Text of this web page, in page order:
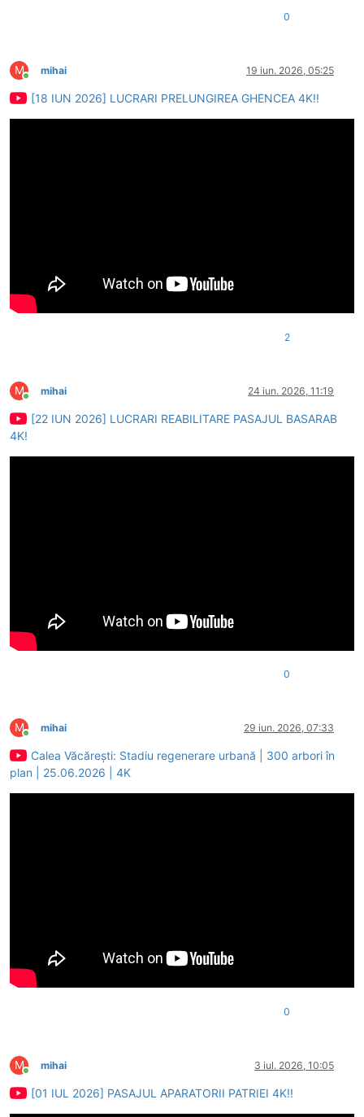
0
M
Conectat
mihai 19 iun. 2026, 05:25
[18 IUN 2026] LUCRARI PRELUNGIREA GHENCEA 4K!!
2
M
Conectat
mihai 24 iun. 2026, 11:19
[22 IUN 2026] LUCRARI REABILITARE PASAJUL BASARAB
4K!
0
M
Conectat
mihai 29 iun. 2026, 07:33
Calea Văcărești: Stadiu regenerare urbană | 300 arbori în
plan | 25.06.2026 | 4K
0
M
Conectat
mihai 3 iul. 2026, 10:05
[01 IUL 2026] PASAJUL APARATORII PATRIEI 4K!!